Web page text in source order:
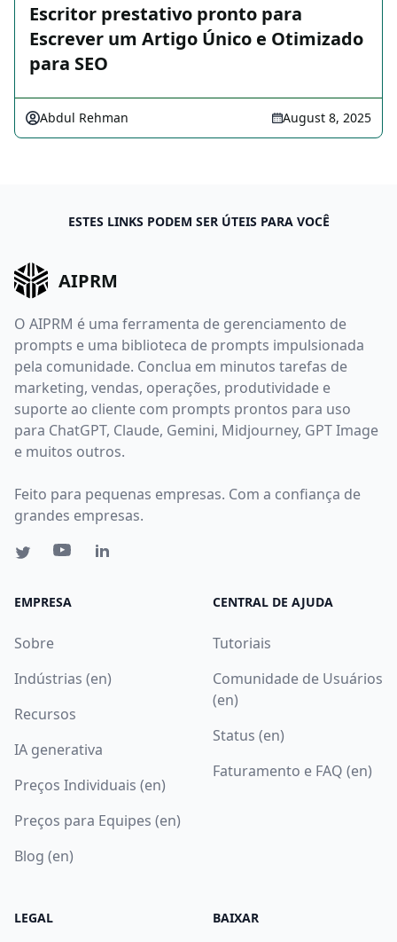
Escritor prestativo pronto para
Escrever um Artigo Único e Otimizado
para SEO
Abdul Rehman August 8, 2025
ESTES LINKS PODEM SER ÚTEIS PARA VOCÊ
AIPRM
O AIPRM é uma ferramenta de gerenciamento de
prompts e uma biblioteca de prompts impulsionada
pela comunidade. Conclua em minutos tarefas de
marketing, vendas, operações, produtividade e
suporte ao cliente com prompts prontos para uso
para ChatGPT, Claude, Gemini, Midjourney, GPT Image
e muitos outros.
Feito para pequenas empresas. Com a confiança de
grandes empresas.
EMPRESA
Sobre
Indústrias (en)
Recursos
IA generativa
Preços Individuais (en)
Preços para Equipes (en)
Blog (en)
CENTRAL DE AJUDA
Tutoriais
Comunidade de Usuários
(en)
Status (en)
Faturamento e FAQ (en)
LEGAL BAIXAR